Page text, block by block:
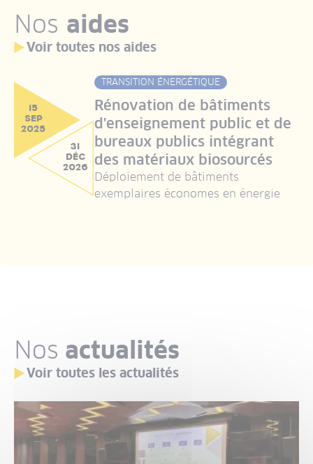
Nos aides
Voir toutes nos aides
15
SEP
2025
31
DÉC
2026
TRANSITION ÉNERGÉTIQUE
Rénovation de bâtiments
d'enseignement public et de
bureaux publics intégrant
des matériaux biosourcés
Déploiement de bâtiments
exemplaires économes en énergie
Nos actualités
Voir toutes les actualités